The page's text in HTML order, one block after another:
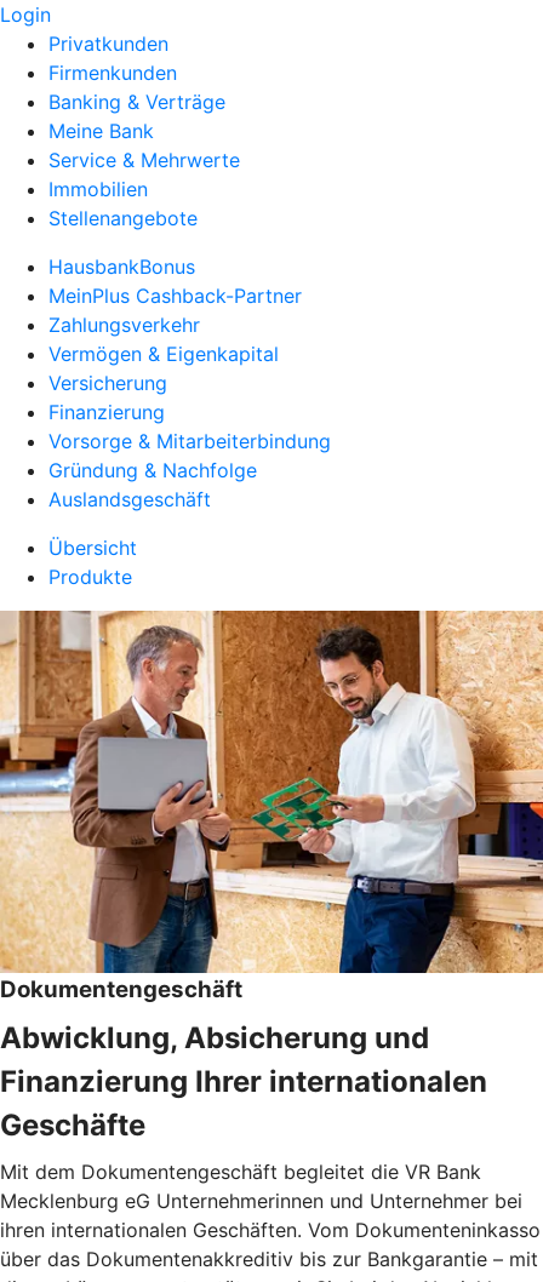
Login
Privatkunden
Firmenkunden
Banking & Verträge
Meine Bank
Service & Mehrwerte
Immobilien
Stellenangebote
HausbankBonus
MeinPlus Cashback-Partner
Zahlungsverkehr
Vermögen & Eigenkapital
Versicherung
Finanzierung
Vorsorge & Mitarbeiterbindung
Gründung & Nachfolge
Auslandsgeschäft
Übersicht
Produkte
Dokumentengeschäft
Abwicklung, Absicherung und
Finanzierung Ihrer internationalen
Geschäfte
Mit dem Dokumentengeschäft begleitet die VR Bank
Mecklenburg eG Unternehmerinnen und Unternehmer bei
ihren internationalen Geschäften. Vom Dokumenteninkasso
über das Dokumentenakkreditiv bis zur Bankgarantie – mit